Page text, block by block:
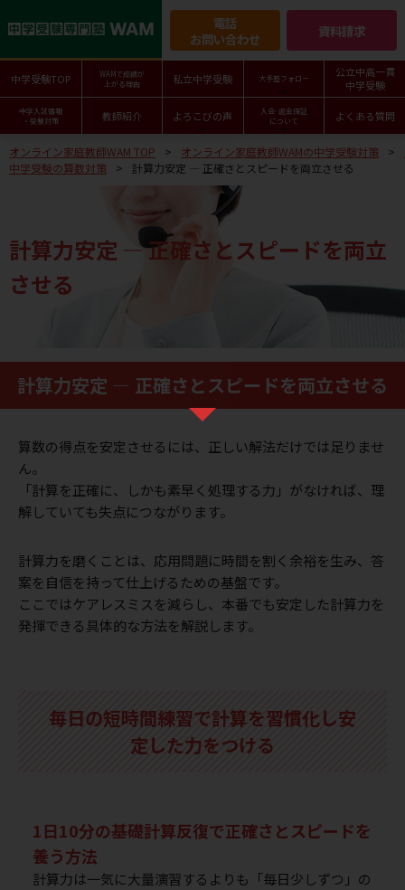
電話
お問い合わせ
資料請求
中学受験TOP
WAMで成績が
上がる理由
私立中学受験 大手塾フォロー
公立中高一貫
中学受験
中学入試情報
・受験対策
教師紹介 よろこびの声
入会･返金保証
について
よくある質問
オンライン家庭教師WAM TOP オンライン家庭教師WAMの中学受験対策
中学受験の算数対策
計算力安定 ― 正確さとスピードを両立させる
計算力安定 ― 正確さとスピードを両立
させる
計算力安定 ― 正確さとスピードを両立させる
算数の得点を安定させるには、正しい解法だけでは足りませ
ん。
「計算を正確に、しかも素早く処理する力」がなければ、理
解していても失点につながります。
計算力を磨くことは、応用問題に時間を割く余裕を生み、答
案を自信を持って仕上げるための基盤です。
ここではケアレスミスを減らし、本番でも安定した計算力を
発揮できる具体的な方法を解説します。
毎日の短時間練習で計算を習慣化し安
定した力をつける
1日10分の基礎計算反復で正確さとスピードを
養う方法
計算力は一気に大量演習するよりも「毎日少しずつ」の